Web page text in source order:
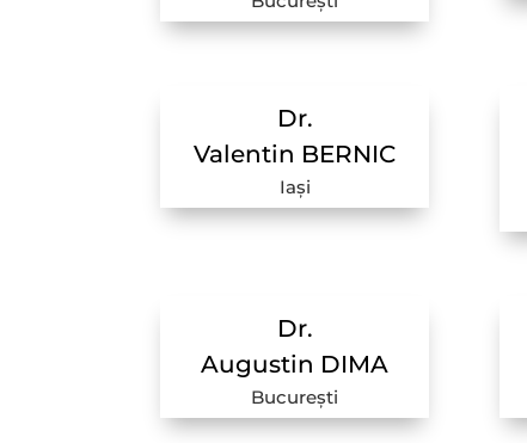
Dr.
Valentin BERNIC
Iași
Dr.
Augustin DIMA
București